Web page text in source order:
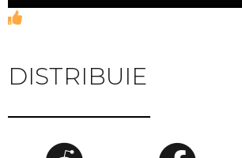
DISTRIBUIE